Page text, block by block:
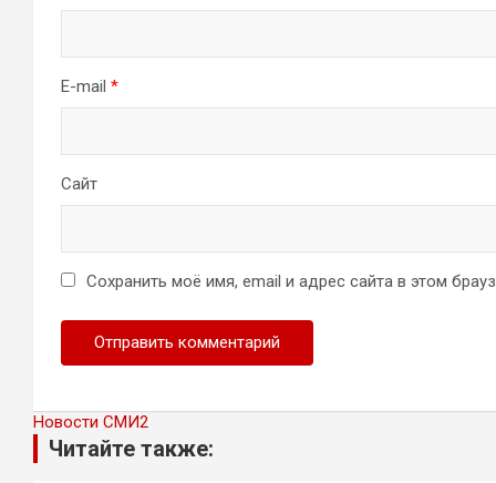
E-mail *
Сайт
Сохранить моё имя, email и адрес сайта в этом
Новости СМИ2
Читайте также: